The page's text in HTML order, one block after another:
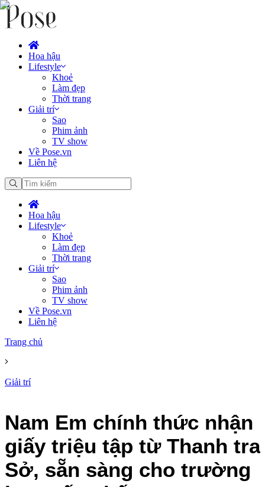
Hoa hậu
Lifestyle
Khoẻ
Làm đẹp
Thời trang
Giải trí
Sao
Phim ảnh
TV show
Về Pose.vn
Liên hệ
Hoa hậu
Lifestyle
Khoẻ
Làm đẹp
Thời trang
Giải trí
Sao
Phim ảnh
TV show
Về Pose.vn
Liên hệ
Trang chủ
Giải trí
Nam Em chính thức nhận
giấy triệu tập từ Thanh tra
Sở, sẵn sàng cho trường